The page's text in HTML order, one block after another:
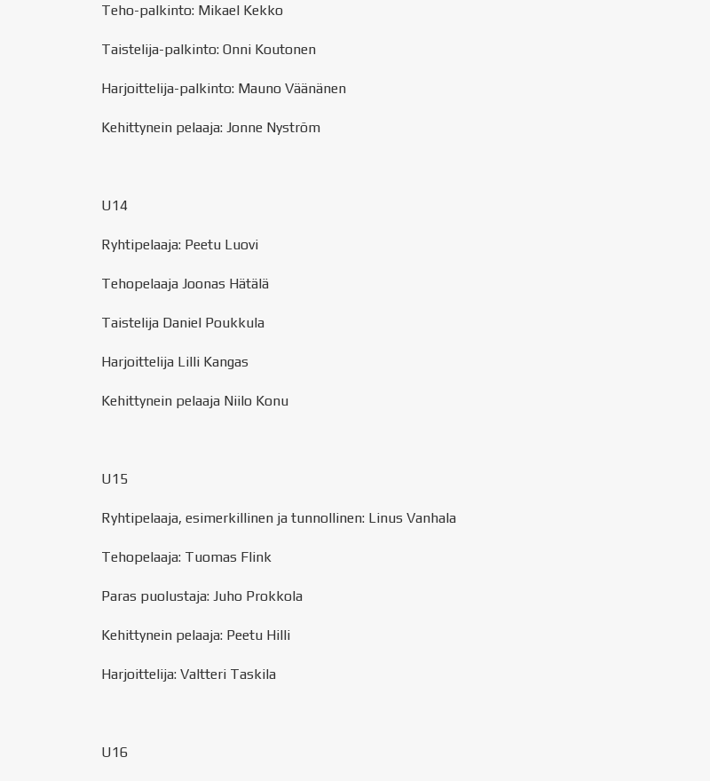
Teho-palkinto: Mikael Kekko
Taistelija-palkinto: Onni Koutonen
Harjoittelija-palkinto: Mauno Väänänen
Kehittynein pelaaja: Jonne Nyström
U14
Ryhtipelaaja: Peetu Luovi
Tehopelaaja Joonas Hätälä
Taistelija Daniel Poukkula
Harjoittelija Lilli Kangas
Kehittynein pelaaja Niilo Konu
U15
Ryhtipelaaja, esimerkillinen ja tunnollinen: Linus Vanhala
Tehopelaaja: Tuomas Flink
Paras puolustaja: Juho Prokkola
Kehittynein pelaaja: Peetu Hilli
Harjoittelija: Valtteri Taskila
U16